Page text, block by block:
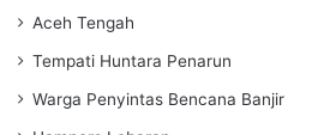
Aceh Tengah
Tempati Huntara Penarun
Warga Penyintas Bencana Banjir